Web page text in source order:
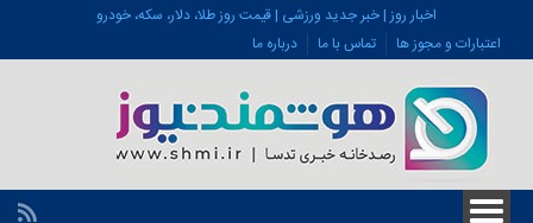
اخبار روز | خبر جدید ورزشی | قیمت روز طلا، دلار، سکه، خودرو
اعتبارات و مجوز ها
تماس با ما درباره ما